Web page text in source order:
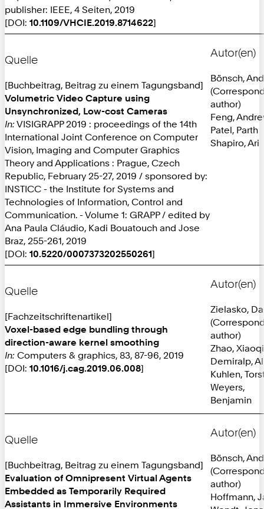
publisher: IEEE, 4 Seiten, 2019
[DOI: 10.1109/VHCIE.2019.8714622]
Quelle
[Buchbeitrag, Beitrag zu einem Tagungsband]
Volumetric Video Capture using
Unsynchronized, Low-cost Cameras
In: VISIGRAPP 2019 : proceedings of the 14th
International Joint Conference on Computer
Vision, Imaging and Computer Graphics
Theory and Applications : Prague, Czech
Republic, February 25-27, 2019 / sponsored by:
INSTICC - the Institute for Systems and
Technologies of Information, Control and
Communication. - Volume 1: GRAPP / edited by
Ana Paula Cláudio, Kadi Bouatouch and Jose
Braz, 255-261, 2019
[DOI: 10.5220/0007373202550261]
Autor(en)
Bönsch,
author)
Feng,
Patel, Parth
Shapiro, Ari
Quelle
[Fachzeitschriftenartikel]
Voxel-based edge bundling through
direction-aware kernel smoothing
In: Computers & graphics, 83, 87-96, 2019
[DOI: 10.1016/j.cag.2019.06.008]
Autor(en)
Zielasko,
author)
Zhao,
Demiralp,
Kuhlen,
Weyers,
Benjamin
Quelle
[Buchbeitrag, Beitrag zu einem Tagungsband]
Evaluation of Omnipresent Virtual Agents
Embedded as Temporarily Required
Assistants in Immersive Environments
Autor(en)
Bönsch,
author)
Hoffmann,